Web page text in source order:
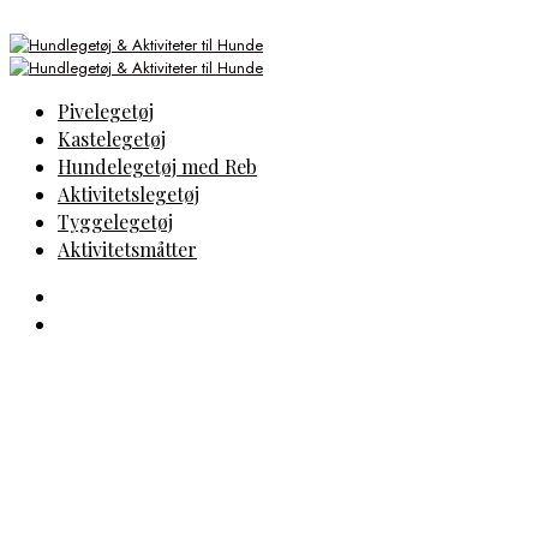
Pivelegetøj
Kastelegetøj
Hundelegetøj med Reb
Aktivitetslegetøj
Tyggelegetøj
Aktivitetsmåtter